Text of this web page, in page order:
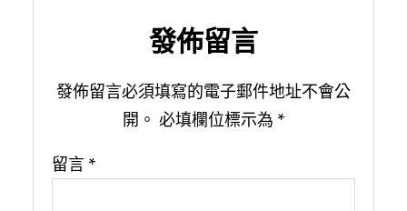
發佈留言
發佈留言必須填寫的電子郵件地址不會公
開。 必填欄位標示為 *
留言 *